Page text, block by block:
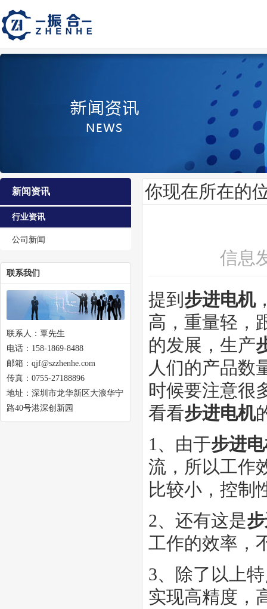
新闻资讯
行业资讯
公司新闻
联系我们
联系人：覃先生
电话：158-1869-8488
邮箱：qjf@szzhenhe.com
传真：0755-27188896
地址：深圳市龙华新区大浪华宁
路40号港深创新园
你现在所在的
信息
提到 步进电机
高，重量轻，
的发展，生产
人们的产品数
时候要注意很
看看步进电机
1、由于步进
流，所以工作
比较小，控制
2、还有这是
工作的效率，
3、除了以上
实现高精度，